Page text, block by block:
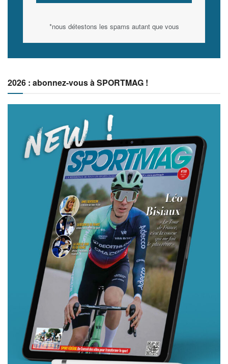
*nous détestons les spams autant que vous
2026 : abonnez-vous à SPORTMAG !